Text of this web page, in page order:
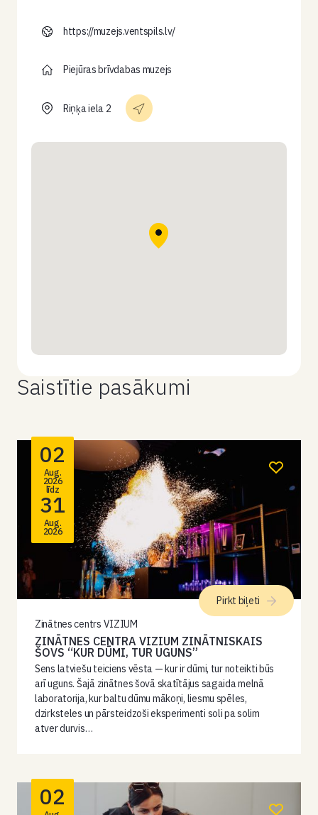
https://muzejs.ventspils.lv/
Piejūras brīvdabas muzejs
Riņķa iela 2
Saistītie pasākumi
02
Aug.
2026
līdz
31
Aug.
2026
Zinātnes centrs VIZIUM
ZINĀTNES CENTRA VIZIUM ZINĀTNISKAIS
ŠOVS “KUR DŪMI, TUR UGUNS”
Sens latviešu teiciens vēsta — kur ir dūmi, tur noteikti būs
arī uguns. Šajā zinātnes šovā skatītājus sagaida melnā
laboratorija, kur baltu dūmu mākoņi, liesmu spēles,
dzirksteles un pārsteidzoši eksperimenti soli pa solim
atver durvis…
Pirkt biļeti
02